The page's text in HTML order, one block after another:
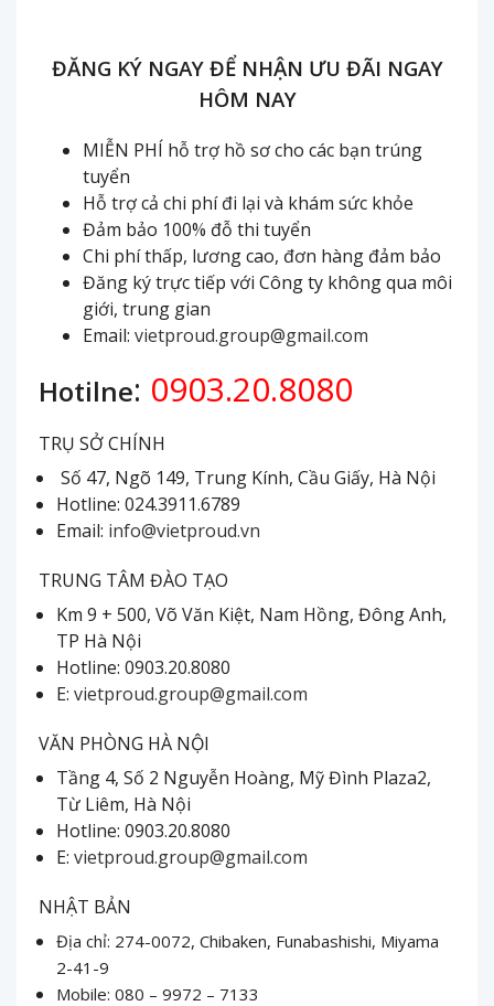
ĐĂNG KÝ NGAY ĐỂ NHẬN ƯU ĐÃI NGAY
HÔM NAY
MIỄN PHÍ hỗ trợ hồ sơ cho các bạn trúng
tuyển
Hỗ trợ cả chi phí đi lại và khám sức khỏe
Đảm bảo 100% đỗ thi tuyển
Chi phí thấp, lương cao, đơn hàng đảm bảo
Đăng ký trực tiếp với Công ty không qua môi
giới, trung gian
Email: vietproud.group@gmail.com
Hotilne: 0903.20.8080
TRỤ SỞ CHÍNH
Số 47, Ngõ 149, Trung Kính, Cầu Giấy, Hà Nội
Hotline: 024.3911.6789
Email: info@vietproud.vn
TRUNG TÂM ĐÀO TẠO
Km 9 + 500, Võ Văn Kiệt, Nam Hồng, Đông Anh,
TP Hà Nội
Hotline: 0903.20.8080
E: vietproud.group@gmail.com
VĂN PHÒNG HÀ NỘI
Tầng 4, Số 2 Nguyễn Hoàng, Mỹ Đình Plaza2,
Từ Liêm, Hà Nội
Hotline: 0903.20.8080
E: vietproud.group@gmail.com
NHẬT BẢN
Địa chỉ: 274-0072, Chibaken, Funabashishi, Miyama
2-41-9
Mobile: 080 – 9972 – 7133